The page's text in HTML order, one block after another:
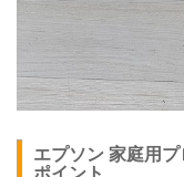
エプソン 家庭用
ポイント